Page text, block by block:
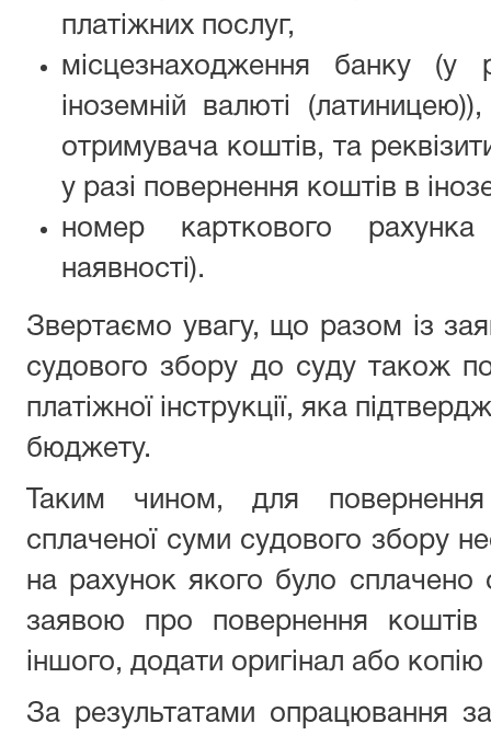
платіжних послуг,
місцезнаходження банку (у
іноземній валюті
отримувача коштів, та
у разі повернення коштів в
номер карткового
наявності).
Звертаємо увагу, що разом із
судового збору до суду також
платіжної інструкції, яка
бюджету.
Таким чином, для
сплаченої суми судового збору
на рахунок якого було сплачено
заявою про повернення
іншого, додати оригінал або копію
За результатами опрацювання